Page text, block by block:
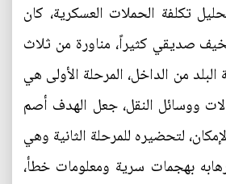
تكلفة الحملات العسكرية، كان
صديقي كثيراً، مناورة من ثلاث
من الداخل، المرحلة الأولى هي
ووسائل النقل، جعل الهدف أصم
لتحضيره للمرحلة الثانية وهي
بهجمات سرية ومعلومات خطأ،